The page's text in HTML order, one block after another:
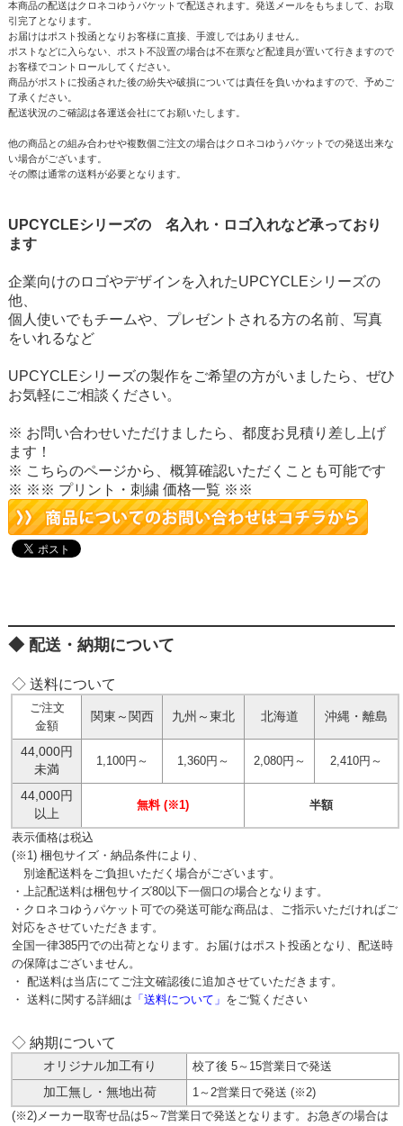
本商品の配送はクロネコゆうパケットで配送されます。発送メールをもちまして、お取
引完了となります。
お届けはポスト投函となりお客様に直接、手渡しではありません。
ポストなどに入らない、ポスト不設置の場合は不在票など配達員が置いて行きますので
お客様でコントロールしてください。
商品がポストに投函された後の紛失や破損については責任を負いかねますので、予めご
了承ください。
配送状況のご確認は各運送会社にてお願いたします。
他の商品との組み合わせや複数個ご注文の場合はクロネコゆうパケットでの発送出来な
い場合がございます。
その際は通常の送料が必要となります。
UPCYCLEシリーズの 名入れ・ロゴ入れなど承っており
ます
企業向けのロゴやデザインを入れたUPCYCLEシリーズの
他、
個人使いでもチームや、プレゼントされる方の名前、写真
をいれるなど
UPCYCLEシリーズの製作をご希望の方がいましたら、ぜひ
お気軽にご相談ください。
※ お問い合わせいただけましたら、都度お見積り差し上げ
ます！
※ こちらのページから、概算確認いただくことも可能です
※ ※※ プリント・刺繍 価格一覧 ※※
配送・納期について
◇ 送料について
ご注文
金額
関東～関西 九州～東北 北海道 沖縄・離島
44,000円
未満
1,100円～ 1,360円～ 2,080円～ 2,410円～
44,000円
以上
無料 (※1) 半額
表示価格は税込
(※1) 梱包サイズ・納品条件により、
別途配送料をご負担いただく場合がございます。
・上記配送料は梱包サイズ80以下一個口の場合となります。
・クロネコゆうパケット可での発送可能な商品は、ご指示いただければご
対応をさせていただきます。
全国一律385円での出荷となります。お届けはポスト投函となり、配送時
の保障はございません。
・ 配送料は当店にてご注文確認後に追加させていただきます。
・ 送料に関する詳細は 「送料について」 をご覧ください
◇ 納期について
オリジナル加工有り
校了後 5～15営業日で発送
加工無し・無地出荷
1～2営業日で発送 (※2)
(※2)メーカー取寄せ品は5～7営業日で発送となります。お急ぎの場合は